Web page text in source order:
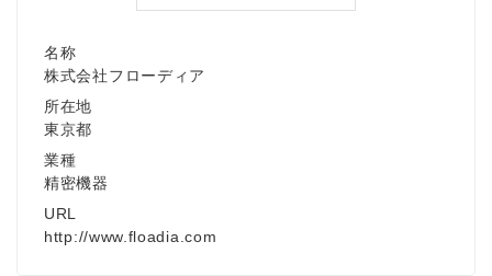
名称
株式会社フローディア
所在地
東京都
業種
精密機器
URL
http://www.floadia.com